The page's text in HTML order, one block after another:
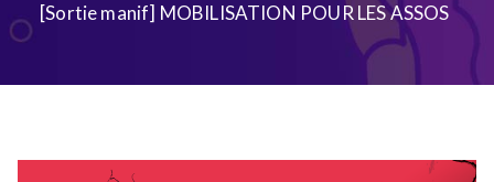
[Sortie manif] MOBILISATION POUR LES ASSOS